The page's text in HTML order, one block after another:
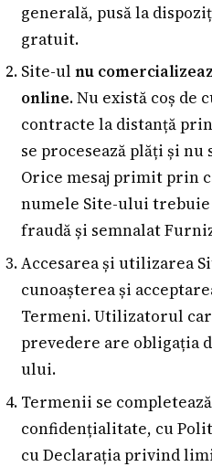
generală, pusă la
gratuit.
Site-ul nu
online. Nu există coș de
contracte la distanță
se procesează plăți și
Orice mesaj primit prin
numele Site-ului
fraudă și semnalat
Accesarea și utilizarea
cunoașterea și
Termeni. Utilizatorul
prevedere are obligația
ului.
Termenii se
confidențialitate, cu
cu Declarația privind